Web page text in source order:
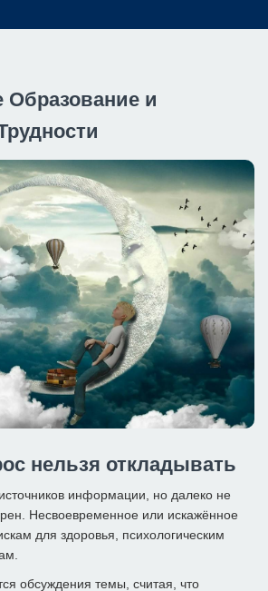
Образование и
нельзя откладывать
информации, но далеко не
Несвоевременное или искажённое
для здоровья, психологическим
обсуждения темы, считая, что